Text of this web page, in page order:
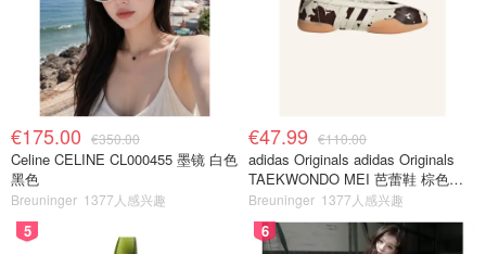
€175.00 €350.00
Celine CELINE CL000455 墨镜 白色
黑色
Breuninger 1377人感兴趣
€47.99 €110.00
adidas Originals adidas Originals
TAEKWONDO MEI 芭蕾鞋 棕色米
色
Breuninger 1377人感兴趣
5 6